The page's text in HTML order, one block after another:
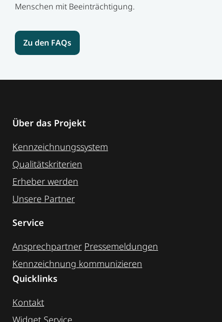
Menschen mit Beeinträchtigung.
Zu den FAQs
Über das Projekt
Kennzeichnungssystem
Qualitätskriterien
Erheber werden
Unsere Partner
Service
Ansprechpartner Pressemeldungen
Kennzeichnung ­kommunizieren
Quicklinks
Kontakt
Widget Service